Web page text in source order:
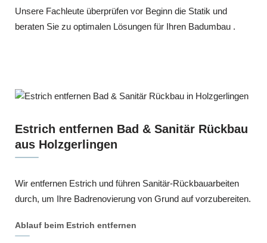
Unsere Fachleute überprüfen vor Beginn die Statik und
beraten Sie zu optimalen Lösungen für Ihren Badumbau .
Estrich entfernen Bad & Sanitär Rückbau
aus Holzgerlingen
Wir entfernen Estrich und führen Sanitär-Rückbauarbeiten
durch, um Ihre Badrenovierung von Grund auf vorzubereiten.
Ablauf beim Estrich entfernen